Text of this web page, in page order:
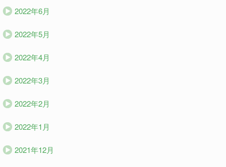
2022年6月
2022年5月
2022年4月
2022年3月
2022年2月
2022年1月
2021年12月